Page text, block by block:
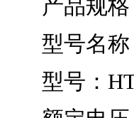
产品规格
型号名
型号：